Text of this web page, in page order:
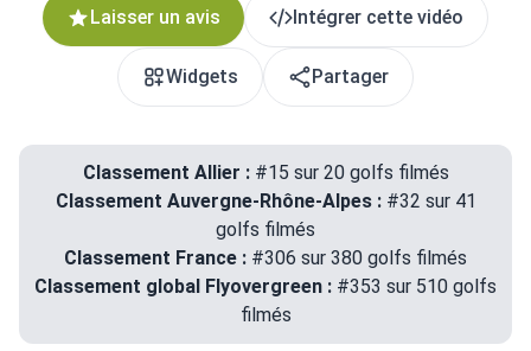
Laisser un avis Intégrer cette vidéo
Widgets Partager
Classement Allier :#15 sur 20 golfs filmés
Classement Auvergne-Rhône-Alpes : #32 sur 41
golfs filmés
Classement France : #306 sur 380 golfs filmés
Classement global Flyovergreen : #353 sur 510 golfs
filmés